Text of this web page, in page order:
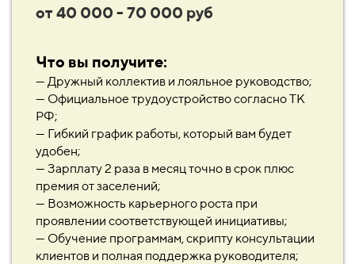
от 40 000 - 70 000 руб
Что вы получите:
— Дружный коллектив и лояльное руководство;
— Официальное трудоустройство согласно ТК
РФ;
— Гибкий график работы, который вам будет
удобен;
— Зарплату 2 раза в месяц точно в срок плюс
премия от заселений;
— Возможность карьерного роста при
проявлении соответствующей инициативы;
— Обучение программам, скрипту консультации
клиентов и полная поддержка руководителя;